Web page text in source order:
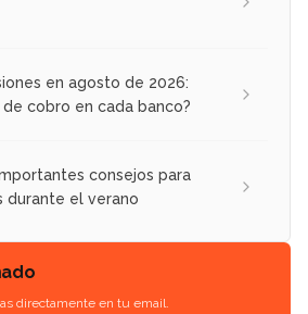
en agosto de 2026:
cobro en cada banco?
consejos para
durante el verano
directamente en tu email.